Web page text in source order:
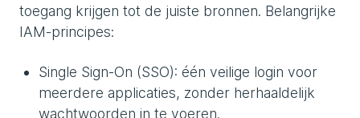
toegang krijgen tot de juiste bronnen. Belangrijke
IAM-principes:
Single Sign-On (SSO): één veilige login voor
meerdere applicaties, zonder herhaaldelijk
wachtwoorden in te voeren.